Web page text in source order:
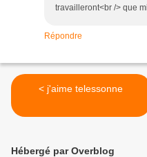
travailleront<br /> que
Répondre
< j'aime telessonne
Hébergé par Overblog